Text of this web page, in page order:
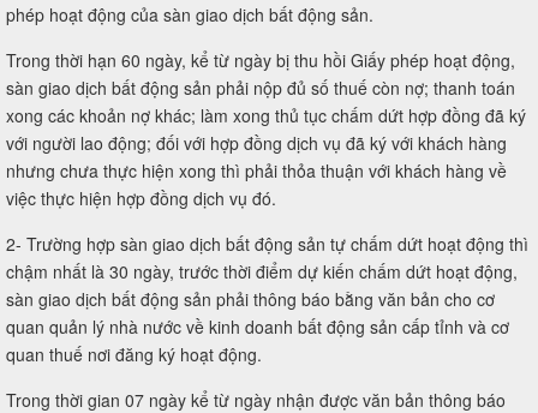
phép hoạt động của sàn giao dịch bất động sản.
Trong thời hạn 60 ngày, kể từ ngày bị thu hồi Giấy phép hoạt động,
sàn giao dịch bất động sản phải nộp đủ số thuế còn nợ; thanh toán
xong các khoản nợ khác; làm xong thủ tục chấm dứt hợp đồng đã ký
với người lao động; đối với hợp đồng dịch vụ đã ký với khách hàng
nhưng chưa thực hiện xong thì phải thỏa thuận với khách hàng về
việc thực hiện hợp đồng dịch vụ đó.
2- Trường hợp sàn giao dịch bất động sản tự chấm dứt hoạt động thì
chậm nhất là 30 ngày, trước thời điểm dự kiến chấm dứt hoạt động,
sàn giao dịch bất động sản phải thông báo bằng văn bản cho cơ
quan quản lý nhà nước về kinh doanh bất động sản cấp tỉnh và cơ
quan thuế nơi đăng ký hoạt động.
Trong thời gian 07 ngày kể từ ngày nhận được văn bản thông báo